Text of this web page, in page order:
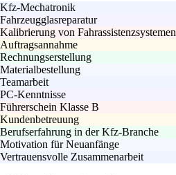
Kfz-Mechatronik
Fahrzeugglasreparatur
Kalibrierung von Fahrassistenzsystemen
Auftragsannahme
Rechnungserstellung
Materialbestellung
Teamarbeit
PC-Kenntnisse
Führerschein Klasse B
Kundenbetreuung
Berufserfahrung in der Kfz-Branche
Motivation für Neuanfänge
Vertrauensvolle Zusammenarbeit